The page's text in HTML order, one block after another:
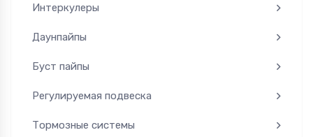
Интеркулеры
Даунпайпы
Буст пайпы
Регулируемая подвеска
Тормозные системы